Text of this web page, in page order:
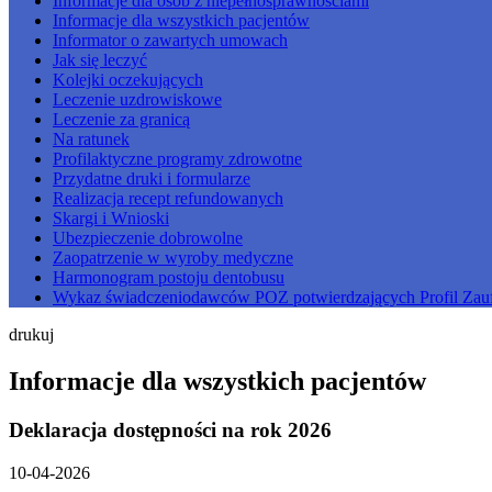
Informacje dla wszystkich pacjentów
Informator o zawartych umowach
Jak się leczyć
Kolejki oczekujących
Leczenie uzdrowiskowe
Leczenie za granicą
Na ratunek
Profilaktyczne programy zdrowotne
Przydatne druki i formularze
Realizacja recept refundowanych
Skargi i Wnioski
Ubezpieczenie dobrowolne
Zaopatrzenie w wyroby medyczne
Harmonogram postoju dentobusu
Wykaz świadczeniodawców POZ potwierdzających Profil
drukuj
Informacje dla wszystkich pacjentów
Deklaracja dostępności na rok 2026
10-04-2026